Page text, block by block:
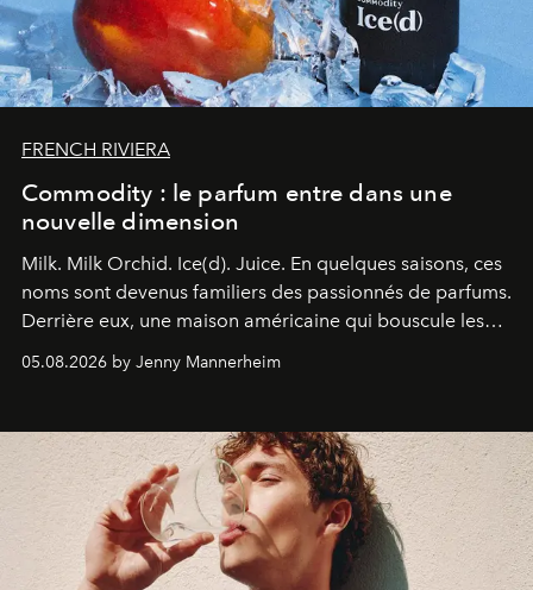
FRENCH RIVIERA
Commodity : le parfum entre dans une
nouvelle dimension
Milk. Milk Orchid. Ice(d). Juice. En quelques saisons, ces
noms sont devenus familiers des passionnés de parfums.
Derrière eux, une maison américaine qui bouscule les
codes de la parfumerie contemporaine en proposant
une approche aussi intuitive que personnelle :
05.08.2026 by Jenny Mannerheim